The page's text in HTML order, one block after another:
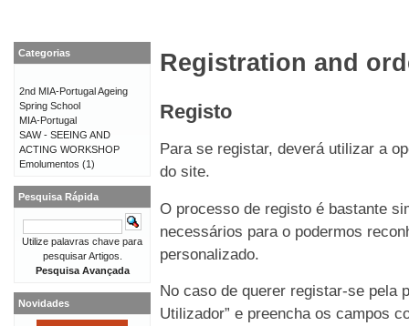
Registration and
Registo
Para se registar, deverá utilizar a
do site.
O processo de registo é bastante
necessários para o podermos
personalizado.
No caso de querer registar-se pela
Utilizador” e preencha os campos
Categorias
2nd MIA-Portugal Ageing
Spring School
MIA-Portugal
SAW - SEEING AND
ACTING WORKSHOP
Emolumentos (1)
Pesquisa Rápida
Utilize palavras chave para
pesquisar Artigos.
Pesquisa Avançada
Novidades